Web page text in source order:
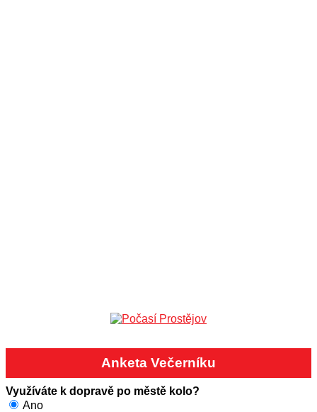
Anketa Večerníku
Využíváte k dopravě po městě kolo?
Ano